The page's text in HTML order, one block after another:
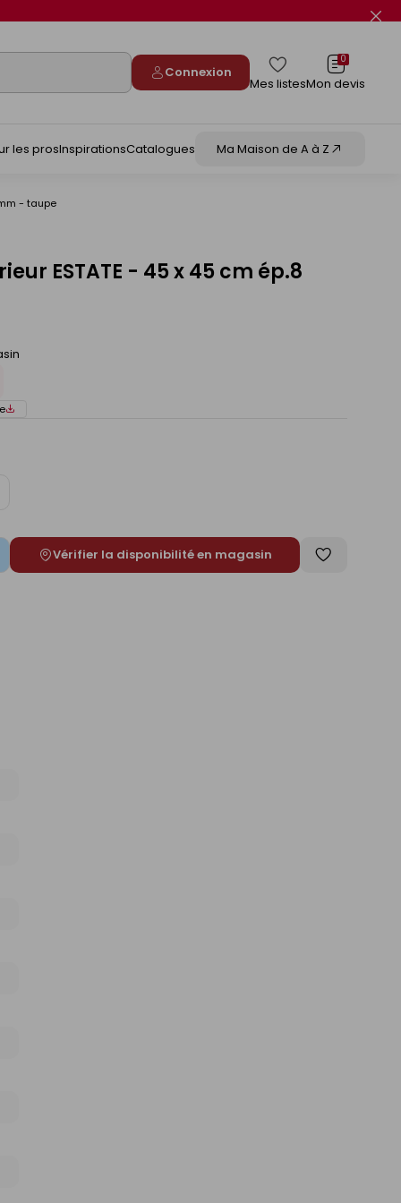
Connexion
Mes listes
0
Mon devis
les prosInspirationsCatalogues Ma Maison de A à Z
- taupe
ESTATE - 45 x 45 cm ép.8
Vérifier la disponibilité en magasin
Enregistrer